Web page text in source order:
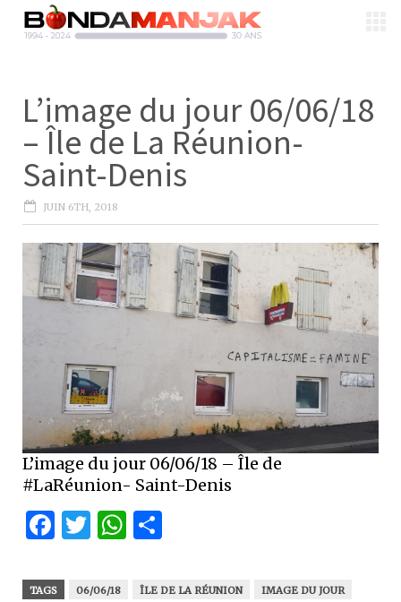
L’image du jour 06/06/18
– Île de La Réunion-
Saint-Denis
JUIN 6TH, 2018
L’image du jour 06/06/18 – Île de
#LaRéunion- Saint-Denis
Facebook
Twitter
WhatsApp
TAGS 06/06/18 ÎLE DE LA RÉUNION
IMAGE DU JOUR